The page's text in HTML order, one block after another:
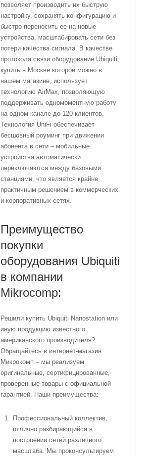
позволяет производить их быструю
настройку, сохранять конфигурацию и
быстро переносить ее на новые
устройства, масштабировать сети без
потери качества сигнала. В качестве
протокола связи оборудование Ubiquiti,
купить в Москве которое можно в
нашем магазине, использует
технологию AirMax, позволяющую
поддерживать одномоментную работу
на одном канале до 120 клиентов.
Технология UniFi обеспечивает
бесшовный роуминг при движении
абонента в сети – мобильные
устройства автоматически
переключаются между базовыми
станциями, что является крайне
практичным решением в коммерческих
и корпоративных сетях.
Преимущество
покупки
оборудования Ubiquiti
в компании
Mikrocomp:
Решили купить Ubiquiti Nanostation или
иную продукцию известного
американского производителя?
Обращайтесь в интернет-магазин
Микрокомп – мы реализуем
оригинальные, сертифицированные,
проверенные товары с официальной
гарантией. Наши преимущества:
Профессиональный коллектив,
отлично разбирающийся в
построении сетей различного
масштаба. Мы проконсультируем